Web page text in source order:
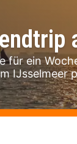
für ein
IJsselmeer
oder Hotel